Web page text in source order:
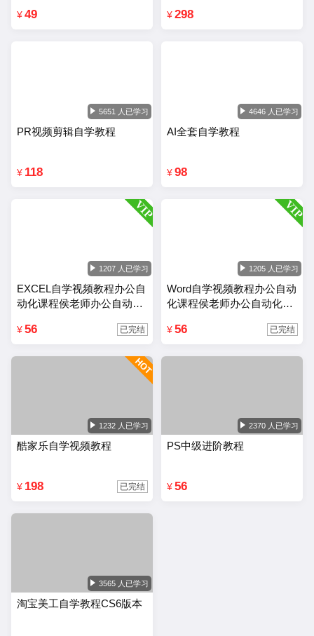
¥ 49 ¥ 298
5651 人已学习
PR视频剪辑自学教程
¥ 118
4646 人已学习
AI全套自学教程
¥ 98
1207 人已学习
EXCEL自学视频教程办公自
动化课程侯老师办公自动化
¥ 56 已完结
1205 人已学习
Word自学视频教程办公自动
化课程侯老师办公自动化wo
¥ 56 已完结
1232 人已学习
酷家乐自学视频教程
¥ 198 已完结
2370 人已学习
PS中级进阶教程
¥ 56
3565 人已学习
淘宝美工自学教程CS6版本